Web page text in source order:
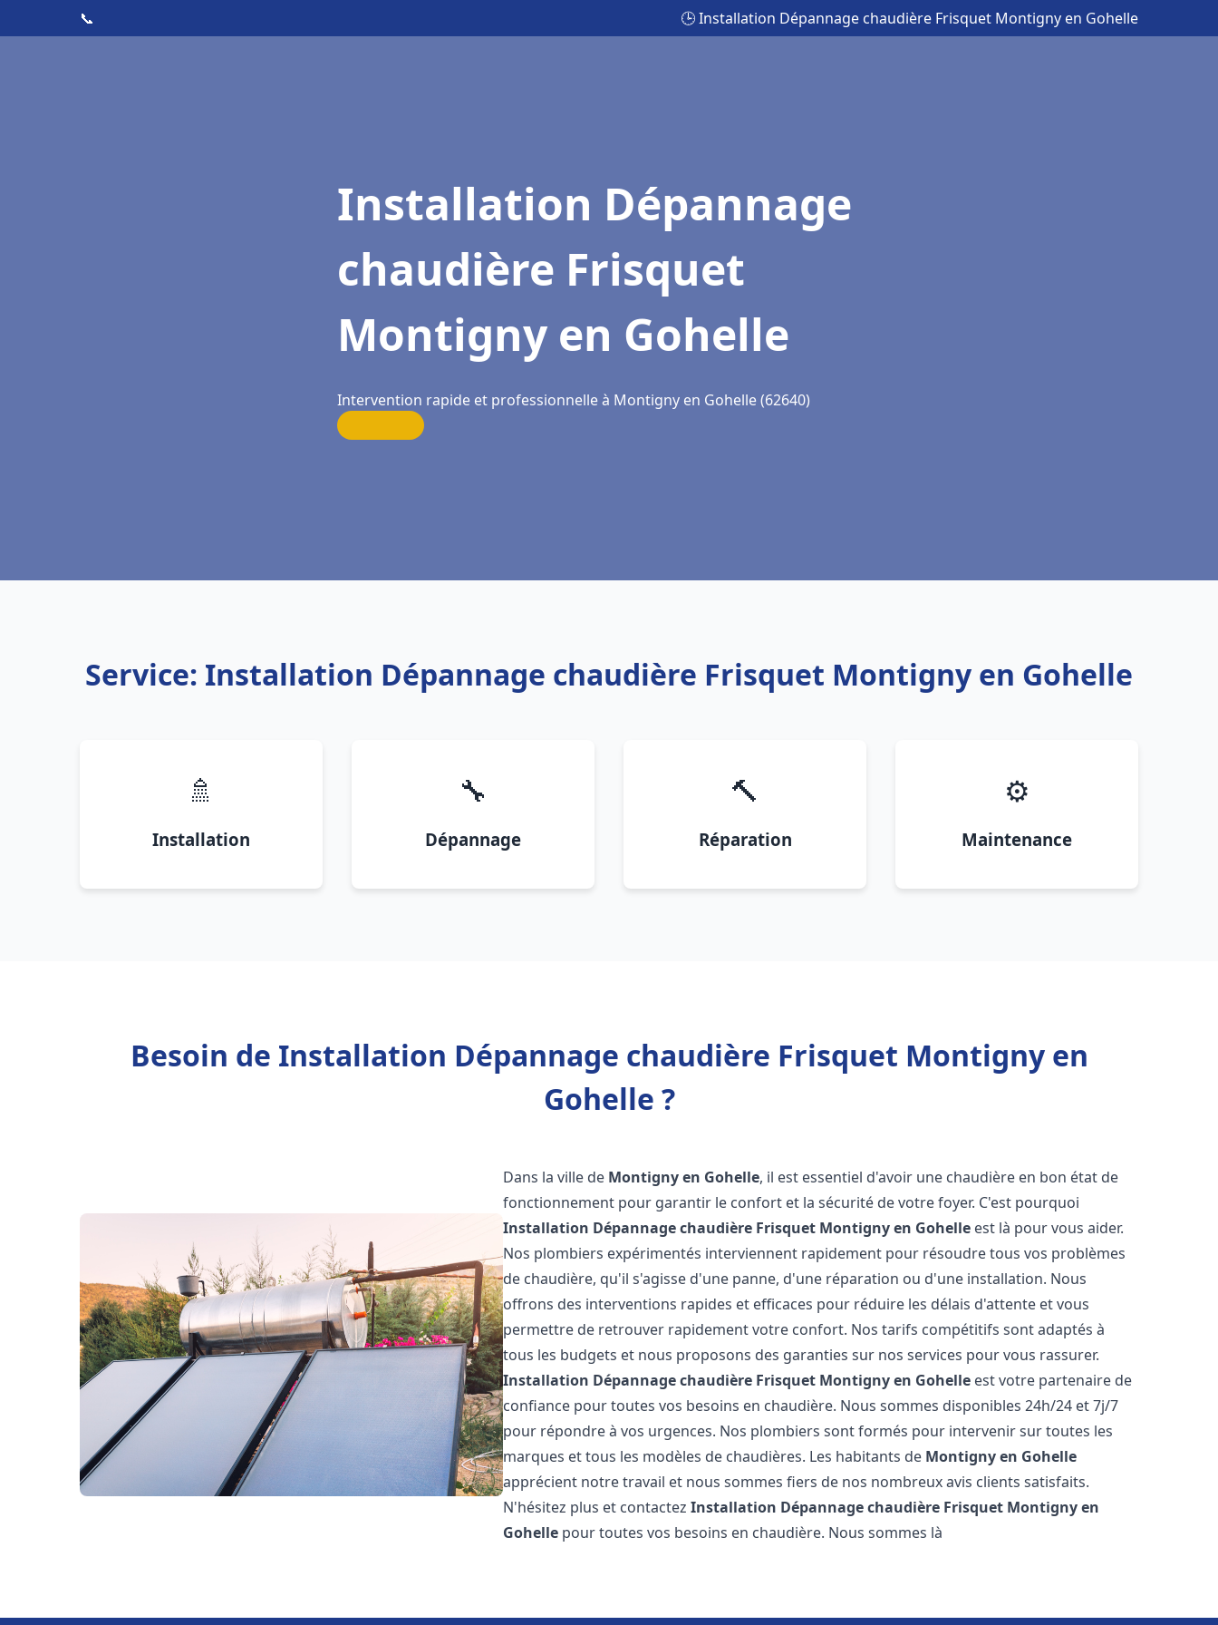
📞 🕒 Installation Dépannage chaudière Frisquet Montigny en Gohelle
Installation Dépannage
chaudière Frisquet
Montigny en Gohelle
Intervention rapide et professionnelle à Montigny en Gohelle (62640)
Service: Installation Dépannage chaudière Frisquet Montigny en Gohelle
🚿
Installation
🔧
Dépannage
🔨
Réparation
⚙️
Maintenance
Besoin de Installation Dépannage chaudière Frisquet Montigny en
Gohelle ?
Dans la ville de Montigny en Gohelle, il est essentiel d'avoir une chaudière en bon état de
fonctionnement pour garantir le confort et la sécurité de votre foyer. C'est pourquoi
Installation Dépannage chaudière Frisquet Montigny en Gohelle est là pour vous aider.
Nos plombiers expérimentés interviennent rapidement pour résoudre tous vos problèmes
de chaudière, qu'il s'agisse d'une panne, d'une réparation ou d'une installation. Nous
offrons des interventions rapides et efficaces pour réduire les délais d'attente et vous
permettre de retrouver rapidement votre confort. Nos tarifs compétitifs sont adaptés à
tous les budgets et nous proposons des garanties sur nos services pour vous rassurer.
Installation Dépannage chaudière Frisquet Montigny en Gohelle est votre partenaire de
confiance pour toutes vos besoins en chaudière. Nous sommes disponibles 24h/24 et 7j/7
pour répondre à vos urgences. Nos plombiers sont formés pour intervenir sur toutes les
marques et tous les modèles de chaudières. Les habitants de Montigny en Gohelle
apprécient notre travail et nous sommes fiers de nos nombreux avis clients satisfaits.
N'hésitez plus et contactezInstallation Dépannage chaudière Frisquet Montigny en
Gohelle pour toutes vos besoins en chaudière. Nous sommes là